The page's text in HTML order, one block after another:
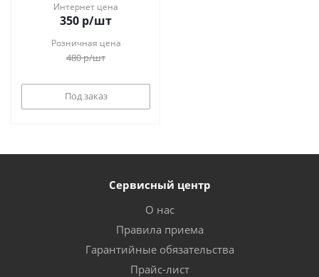
Интернет цена
350 р/шт
Розничная цена
480р/шт
Под заказ
Сервисный центр
О нас
Правила приема
Гарантийные обязательства
Прайс-лист